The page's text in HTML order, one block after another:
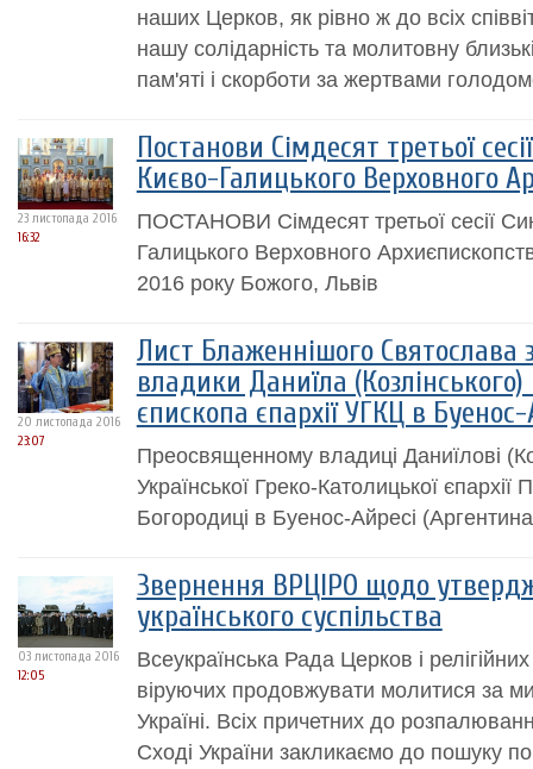
наших Церков, як рівно ж до всіх
нашу солідарність та молитовну
пам'яті і скорботи за жертвами
23 листопада 2016
16:32
Постанови Сімдесят третьої
Києво-Галицького Верховного
ПОСТАНОВИ Сімдесят третьої сесії
Галицького Верховного
2016 року Божого, Львів
20 листопада 2016
23:07
Лист Блаженнішого Святослава
владики Даниїла
єпископа єпархії УГКЦ в Буенос-
Преосвященному владиці Даниїлові
Української Греко-Католицької єпархії
Богородиці в Буенос-Айресі
03 листопада 2016
12:05
Звернення ВРЦІРО щодо
українського суспільства
Всеукраїнська Рада Церков і релігійних
віруючих продовжувати молитися за
Україні. Всіх причетних до
Сході України закликаємо до пошуку